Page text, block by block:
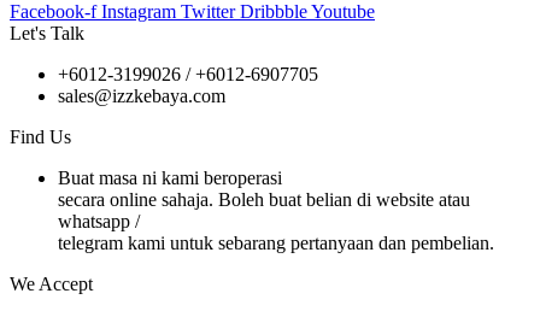
Facebook-f Instagram Twitter DribbbleYoutube
Let's Talk
+6012-3199026 / +6012-6907705
sales@izzkebaya.com
Find Us
Buat masa ni kami beroperasi
secara online sahaja. Boleh buat belian di website atau
whatsapp /
telegram kami untuk sebarang pertanyaan dan pembelian.
We Accept